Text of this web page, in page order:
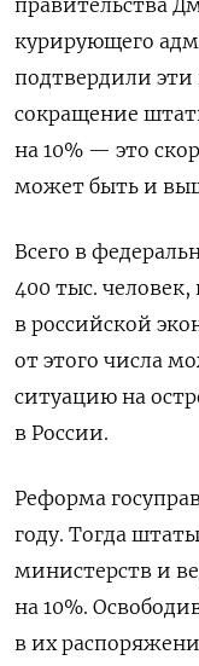
правительства
курирующего
подтвердили
сокращение
на 10% — это
может быть и
Всего в
400 тыс.
в российской
от этого числа
ситуацию на
в России.
Реформа
году. Тогда
министерств и
на 10%.
в их